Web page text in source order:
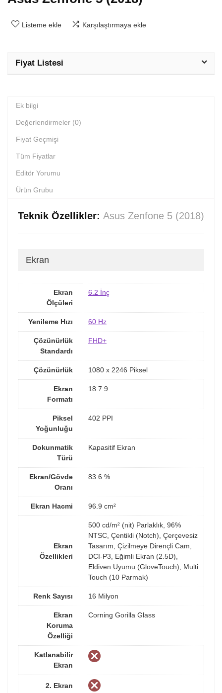
Listeme ekle Karşılaştırmaya ekle
Fiyat Listesi
Ek bilgi
Değerlendirmeler (0)
Fiyat Geçmişi
Tüm Fiyatlar
Editör Yorumu
Ürün Grubu
Teknik Özellikler: Asus Zenfone 5 (2018)
Ekran
Ekran
Ölçüleri
6.2 İnç
Yenileme Hızı 60 Hz
Çözünürlük
Standardı
FHD+
Çözünürlük 1080 x 2246 Piksel
Ekran
Formatı
18.7:9
Piksel
Yoğunluğu
402 PPI
Dokunmatik
Türü
Kapasitif Ekran
Ekran/Gövde
Oranı
83.6 %
Ekran Hacmi 96.9 cm²
Ekran
Özellikleri
500 cd/m² (nit) Parlaklık, 96%
NTSC, Çentikli (Notch), Çerçevesiz
Tasarım, Çizilmeye Dirençli Cam,
DCI-P3, Eğimli Ekran (2.5D),
Eldiven Uyumu (GloveTouch), Multi
Touch (10 Parmak)
Renk Sayısı 16 Milyon
Ekran
Koruma
Özelliği
Corning Gorilla Glass
Katlanabilir
Ekran
2. Ekran